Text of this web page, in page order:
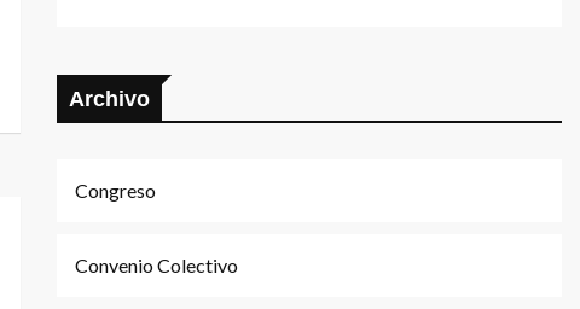
Archivo
Congreso
Convenio Colectivo